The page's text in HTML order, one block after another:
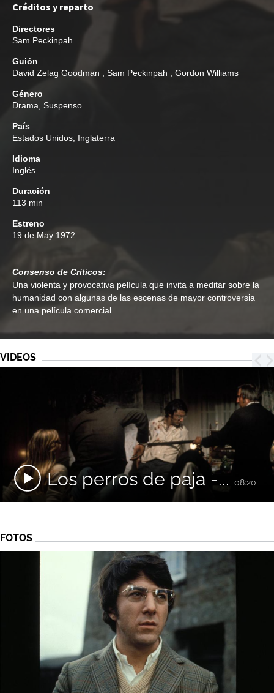
Créditos y reparto
Directores
Sam Peckinpah
Guión
David Zelag Goodman
Sam Peckinpah Gordon Williams
Género
Drama Suspenso
País
Estados Unidos, Inglaterra
Idioma
Inglés
Duración
113 min
Estreno
19 de May 1972
Consenso de Críticos:
Una violenta y provocativa película que invita a meditar sobre la
humanidad con algunas de las escenas de mayor controversia
en una película comercial.
VIDEOS
Los perros de paja -... 08:20
FOTOS